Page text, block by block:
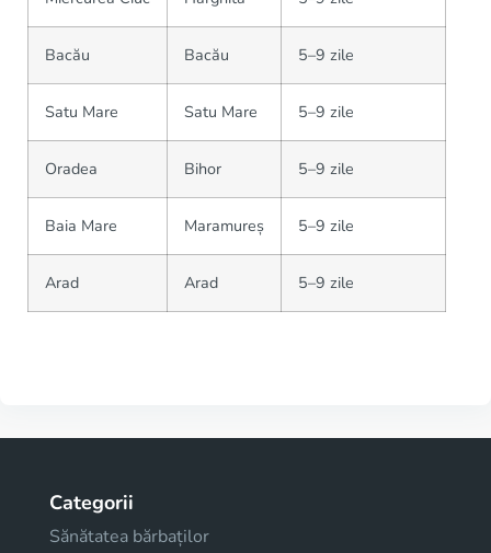
Bacău Bacău 5–9 zile
Satu Mare Satu Mare 5–9 zile
Oradea Bihor 5–9 zile
Baia Mare Maramureș 5–9 zile
Arad Arad 5–9 zile
Categorii
Sănătatea bărbaților